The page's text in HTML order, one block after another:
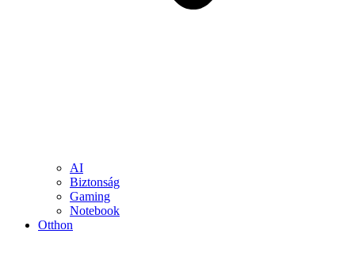
AI
Biztonság
Gaming
Notebook
Otthon